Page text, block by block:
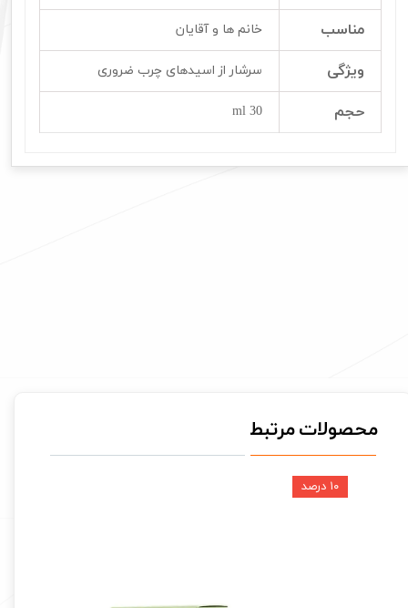
مناسب خانم ها و آقایان
ویژگی سرشار از اسیدهای چرب ضروری
حجم 30 ml
محصولات مرتبط
۱۰ درصد